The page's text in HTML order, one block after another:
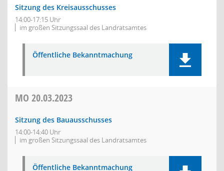
Sitzung des Kreisausschusses
14:00-17:15 Uhr
im großen Sitzungssaal des Landratsamtes
Öffentliche Bekanntmachung
MO 20.03.2023
Sitzung des Bauausschusses
14:00-14:40 Uhr
im großen Sitzungssaal des Landratsamtes
Öffentliche Bekanntmachung